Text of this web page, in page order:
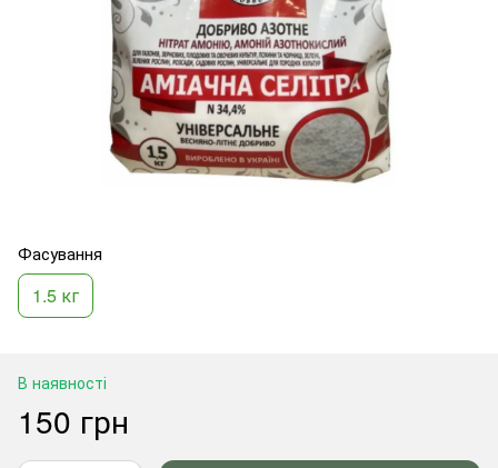
Фасування
1.5 кг
В наявності
150 грн